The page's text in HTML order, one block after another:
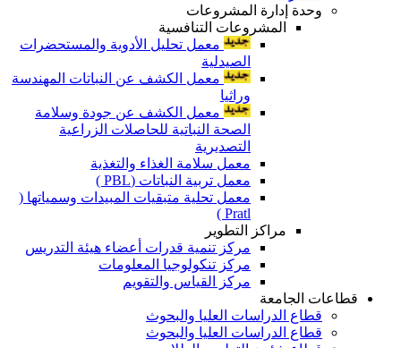
وحدة إدارة المشروعات
المشروعات التنافسية
معمل تحليل الأدوية والمستحضرات
الصيدلية
معمل الكشف عن النباتات المهندسة
وراثيا
معمل الكشف عن جودة وسلامة
الصحة النباتية للحاصلات الزراعية
التصديرية
معمل سلامة الغذاء والتغذية
معمل تربية النباتات (PBL )
معمل تحلية متبقيات المبيدات وسمياتها (
Pratl )
مراكز التطوير
مركز تنمية قدرات أعضاء هيئة التدريس
مركز تنكولوجيا المعلومات
مركز القياس والتقويم
قطاعات الجامعة
قطاع الدراسات العليا والبحوث
قطاع الدراسات العليا والبحوث